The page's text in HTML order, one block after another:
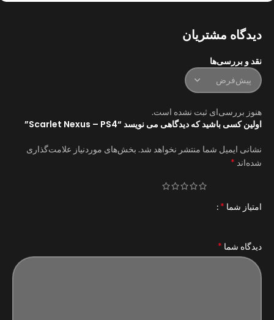
دیدگاه مشتریان
نقد و بررسی‌ها
هنوز بررسی‌ای ثبت نشده است.
اولین کسی باشید که دیدگاهی می نویسد “Scarlet Nexus – PS4”
نشانی ایمیل شما منتشر نخواهد شد. بخش‌های موردنیاز علامت‌گذاری
شده‌اند *
امتیاز شما *
دیدگاه شما *